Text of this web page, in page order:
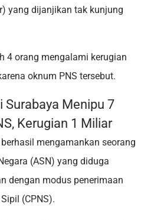
yang dijanjikan tak kunjung
4 orang mengalami kerugian
oknum PNS tersebut.
Surabaya Menipu 7
Kerugian 1 Miliar
mengamankan seorang
(ASN) yang diduga
dengan modus penerimaan
(CPNS).